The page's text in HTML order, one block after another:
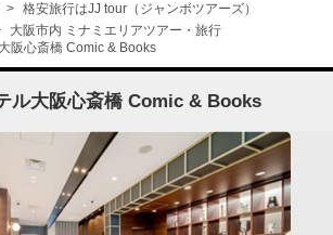
格安旅行はJJ tour（ジャンボツアーズ）
大阪市内 ミナミエリアツアー・旅行
阪心斎橋 Comic & Books
ル大阪心斎橋 Comic & Books